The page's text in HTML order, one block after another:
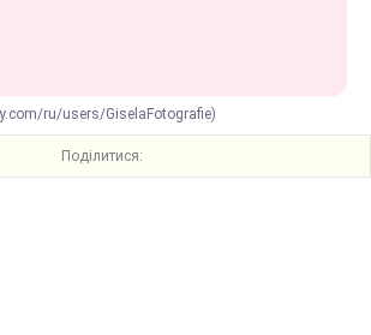
ru/users/GiselaFotografie)
Поділитися: